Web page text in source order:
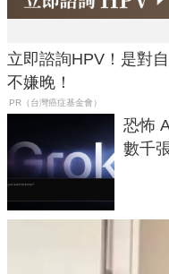
立即諮詢HPV！是對
不嫌晚！
PR（台灣癌症基金會）
恐怖
數千